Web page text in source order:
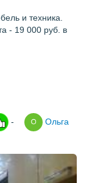
и техника.
- 19 000 руб. в
- Ольга